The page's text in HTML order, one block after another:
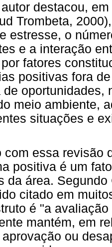
destacou,
Trombeta,
estresse, o
e a interação
fatores
positivas fora
de oportunidades,
meio ambiente,
situações e
com essa revisão
positiva é um
da área.
citado em
é "a
mantém, em
ou